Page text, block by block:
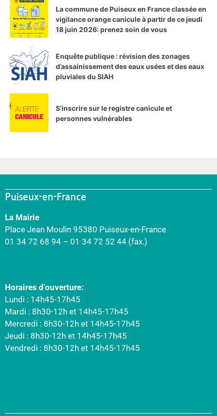
La commune de Puiseux en France classée en
vigilance orange canicule à partir de ce jeudi
18 juin 2026: prenez soin de vous
Enquête publique : révision des zonages
d’assainissement des eaux usées et des eaux
pluviales du SIAH
S’inscrire sur le registre canicule et
personnes vulnérables
Puiseux-en-France
La Mairie
Place Jean Moulin 95380 Puiseux-en-France
01 34 72 68 94 – 01 34 72 52 44 (fax.)
Horaires d’ouverture:
Lundi : 14h45-17h45
Mardi : 8h30-12h et 14h45-17h45
Mercredi : 8h30-12h et 14h45-17h45
Jeudi : 8h30-12h et 14h45-17h45
Vendredi : 8h30-12h et 14h45-17h45